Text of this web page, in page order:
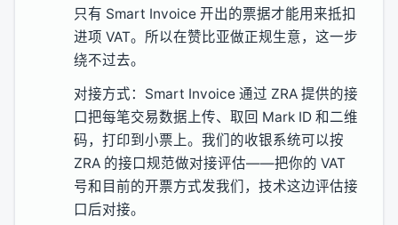
只有 Smart Invoice 开出的票据才能用来抵扣
进项 VAT。所以在赞比亚做正规生意，这一步
绕不过去。
对接方式：Smart Invoice 通过 ZRA 提供的接
口把每笔交易数据上传、取回 Mark ID 和二维
码，打印到小票上。我们的收银系统可以按
ZRA 的接口规范做对接评估——把你的 VAT
号和目前的开票方式发我们，技术这边评估接
口后对接。